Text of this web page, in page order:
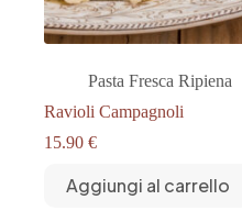
Pasta Fresca Ripiena
Ravioli Campagnoli
15.90 €
Aggiungi al carrello